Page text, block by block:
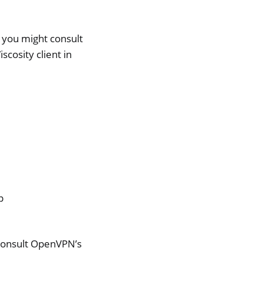
might consult
client in
OpenVPN’s